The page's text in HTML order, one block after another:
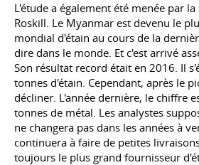
L'étude a également été menée par
Roskill. Le Myanmar est devenu le
mondial d'étain au cours de la
dire dans le monde. Et c'est arrivé
Son résultat record était en 2016. Il
tonnes d'étain. Cependant, après le
décliner. L'année dernière, le chiffre
tonnes de métal. Les analystes
ne changera pas dans les années à
continuera à faire de petites
toujours le plus grand fournisseur